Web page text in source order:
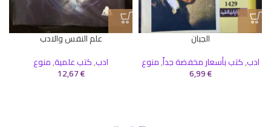
الجبان
ادب,كتب بأسعار مخفضة جداً,منوع
6,99€
علم النفس والادب
ادب,كتب علمية,منوع
12,67€